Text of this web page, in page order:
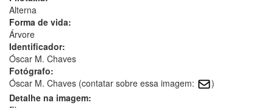
Alterna
Forma de vida:
Árvore
Identificador:
Óscar M. Chaves
Fotógrafo:
Óscar M. Chaves (contatar sobre essa imagem:
)
Detalhe na imagem: